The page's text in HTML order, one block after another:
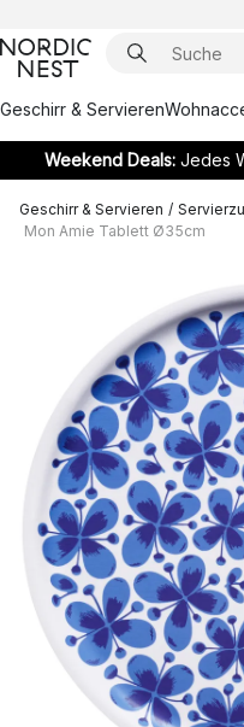
Geschirr & Servieren
Weekend Deals:Jedes
Geschirr & Servieren /
Mon Amie Tablett Ø35cm